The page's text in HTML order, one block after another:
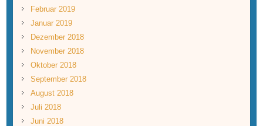
Februar 2019
Januar 2019
Dezember 2018
November 2018
Oktober 2018
September 2018
August 2018
Juli 2018
Juni 2018